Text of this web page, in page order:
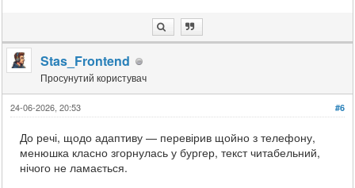
Stas_Frontend
Просунутий користувач
#6
24-06-2026, 20:53
До речі, щодо адаптиву — перевірив щойно з телефону,
менюшка класно згорнулась у бургер, текст читабельний,
нічого не ламається.